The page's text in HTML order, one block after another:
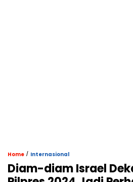
Home / Internasional
Diam-diam Israel